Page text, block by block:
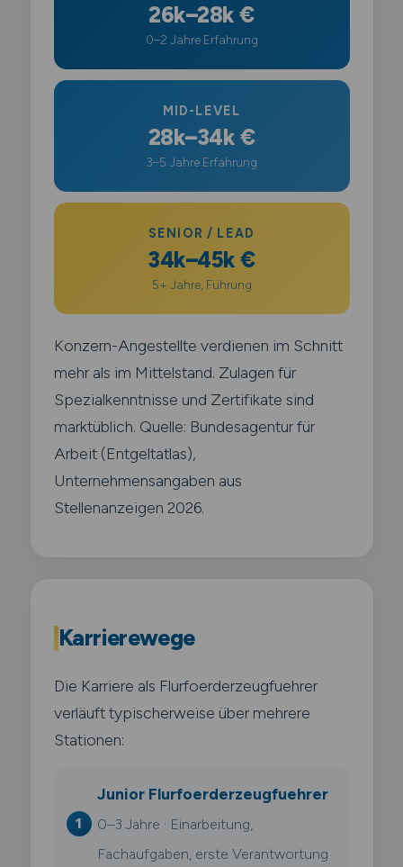
26k–28k €
0–2 Jahre Erfahrung
MID-LEVEL
28k–34k €
3–5 Jahre Erfahrung
SENIOR / LEAD
34k–45k €
5+ Jahre, Führung
Konzern-Angestellte verdienen im Schnitt
mehr als im Mittelstand. Zulagen für
Spezialkenntnisse und Zertifikate sind
marktüblich. Quelle: Bundesagentur für
Arbeit (Entgeltatlas),
Unternehmensangaben aus
Stellenanzeigen 2026.
Karrierewege
Die Karriere als Flurfoerderzeugfuehrer
verläuft typischerweise über mehrere
Stationen:
Junior Flurfoerderzeugfuehrer
0–3 Jahre · Einarbeitung,
Fachaufgaben, erste Verantwortung